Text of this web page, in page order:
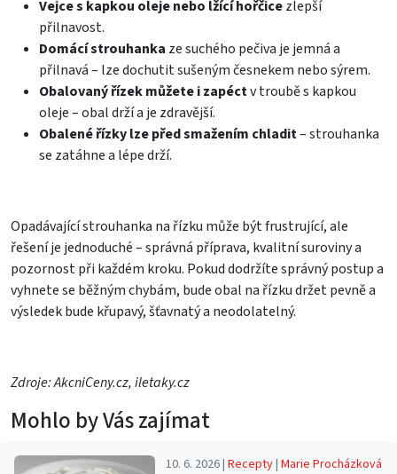
Vejce s kapkou oleje nebo lžící hořčicezlepší
přilnavost.
Domácí strouhanka ze suchého pečiva je jemná a
přilnavá – lze dochutit sušeným česnekem nebo sýrem.
Obalovaný řízek můžete i zapéctv troubě s kapkou
oleje – obal drží a je zdravější.
Obalené řízky lze před smažením chladit– strouhanka
se zatáhne a lépe drží.
Opadávající strouhanka na řízku může být frustrující, ale
řešení je jednoduché – správná příprava, kvalitní suroviny a
pozornost při každém kroku. Pokud dodržíte správný postup a
vyhnete se běžným chybám, bude obal na řízku držet pevně a
výsledek bude křupavý, šťavnatý a neodolatelný.
Zdroje: AkcniCeny.cz, iletaky.cz
Mohlo by Vás zajímat
10. 6. 2026 |Recepty|Marie Procházková